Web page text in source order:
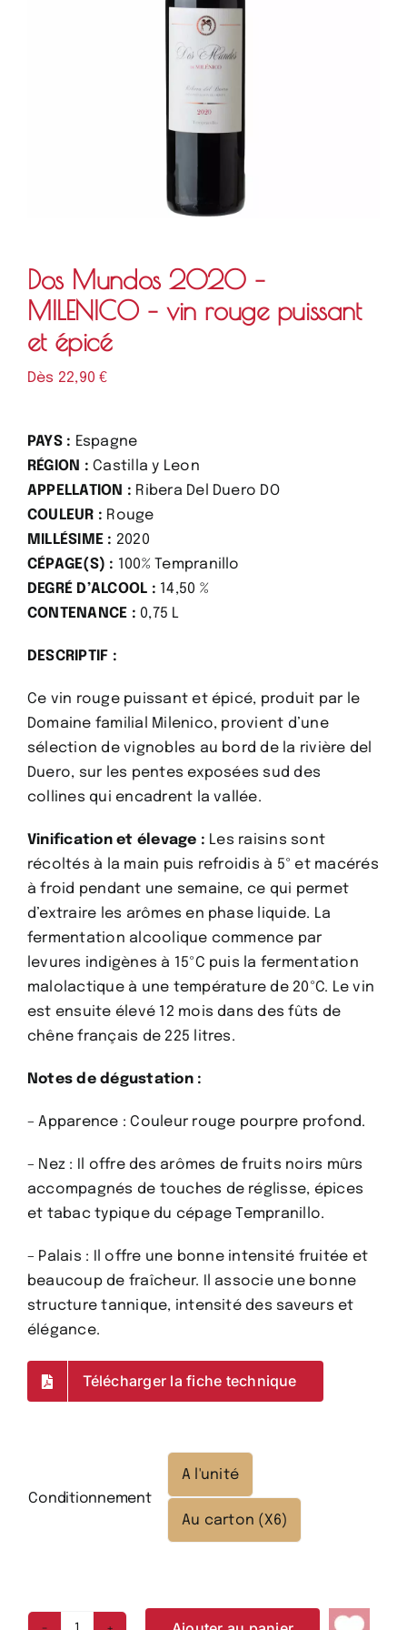
Dos Mundos 2020 –
MILENICO – vin rouge puissant
et épicé
Dès 22,90€
PAYS : Espagne
RÉGION : Castilla y Leon
APPELLATION : Ribera Del Duero DO
COULEUR : Rouge
MILLÉSIME : 2020
CÉPAGE(S) : 100% Tempranillo
DEGRÉ D’ALCOOL : 14,50 %
CONTENANCE : 0,75 L
DESCRIPTIF :
Ce vin rouge puissant et épicé, produit par le
Domaine familial Milenico, provient d’une
sélection de vignobles au bord de la rivière del
Duero, sur les pentes exposées sud des
collines qui encadrent la vallée.
Vinification et élevage : Les raisins sont
récoltés à la main puis refroidis à 5º et macérés
à froid pendant une semaine, ce qui permet
d’extraire les arômes en phase liquide. La
fermentation alcoolique commence par
levures indigènes à 15ºC puis la fermentation
malolactique à une température de 20ºC. Le vin
est ensuite élevé 12 mois dans des fûts de
chêne français de 225 litres.
Notes de dégustation :
– Apparence : Couleur rouge pourpre profond.
– Nez : Il offre des arômes de fruits noirs mûrs
accompagnés de touches de réglisse, épices
et tabac typique du cépage Tempranillo.
– Palais : Il offre une bonne intensité fruitée et
beaucoup de fraîcheur. Il associe une bonne
structure tannique, intensité des saveurs et
élégance.
Télécharger la fiche technique
Conditionnement
A l'unité
Au carton (X6)